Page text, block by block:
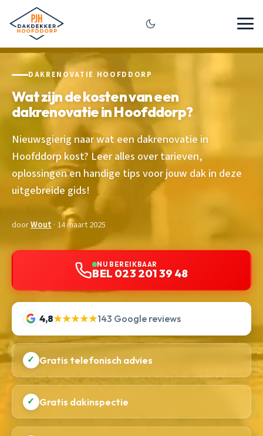
DAKRENOVATIE HOOFDDORP
Wat zijn de kosten van een
dakrenovatie in Hoofddorp?
Nieuwsgierig naar wat een dakrenovatie in
Hoofddorp kost? Leer alles over tarieven,
oplossingen en handige tips voor jouw dak in deze
uitgebreide gids!
doorWout· 14 maart 2025
NU BEREIKBAAR
BEL 023 201 39 48
4,8★★★★★143 Google reviews
✓ Gratis telefonisch advies
✓ Gratis dakinspectie